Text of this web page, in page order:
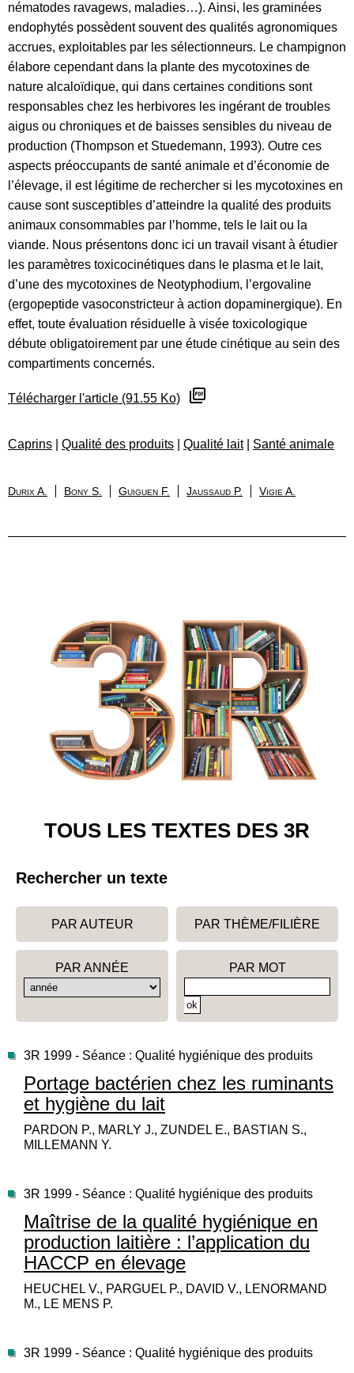
nématodes ravagews, maladies…). Ainsi, les graminées
endophytés possèdent souvent des qualités agronomiques
accrues, exploitables par les sélectionneurs. Le champignon
élabore cependant dans la plante des mycotoxines de
nature alcaloïdique, qui dans certaines conditions sont
responsables chez les herbivores les ingérant de troubles
aigus ou chroniques et de baisses sensibles du niveau de
production (Thompson et Stuedemann, 1993). Outre ces
aspects préoccupants de santé animale et d’économie de
l’élevage, il est légitime de rechercher si les mycotoxines en
cause sont susceptibles d’atteindre la qualité des produits
animaux consommables par l’homme, tels le lait ou la
viande. Nous présentons donc ici un travail visant à étudier
les paramètres toxicocinétiques dans le plasma et le lait,
d’une des mycotoxines de Neotyphodium, l’ergovaline
(ergopeptide vasoconstricteur à action dopaminergique). En
effet, toute évaluation résiduelle à visée toxicologique
débute obligatoirement par une étude cinétique au sein des
compartiments concernés.
Télécharger l'article (91.55 Ko)
Caprins Qualité des produits Qualité lait| Santé animale
Durix A. Bony S. Guiguen F. Jaussaud P. Vigie A.
TOUS LES TEXTES DES 3R
Rechercher un texte
PAR AUTEUR PAR THÈME/FILIÈRE
PAR ANNÉE PAR MOT
3R 1999 - Séance : Qualité hygiénique des produits
Portage bactérien chez les ruminants
et hygiène du lait
PARDON P., MARLY J., ZUNDEL E., BASTIAN S.,
MILLEMANN Y.
3R 1999 - Séance : Qualité hygiénique des produits
Maîtrise de la qualité hygiénique en
production laitière : l’application du
HACCP en élevage
HEUCHEL V., PARGUEL P., DAVID V., LENORMAND
M., LE MENS P.
3R 1999 - Séance : Qualité hygiénique des produits